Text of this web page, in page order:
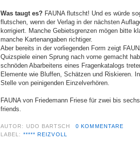
Was taugt es? FAUNA flutscht! Und es würde
flutschen, wenn der Verlag in der nächsten
korrigiert. Manche Gebietsgrenzen mögen bitte
manche Kartenangaben richtiger.
Aber bereits in der vorliegenden Form zeigt
Quizspiele einen Sprung nach vorne gemacht
schnöden Abarbeitens eines Fragenkatalogs
Elemente wie Bluffen, Schätzen und Riskieren.
Stelle von peinigenden Einzelverhören.
FAUNA von Friedemann Friese für zwei bis
friends.
AUTOR: UDO BARTSCH
0 KOMMENTARE
LABEL: ***** REIZVOLL